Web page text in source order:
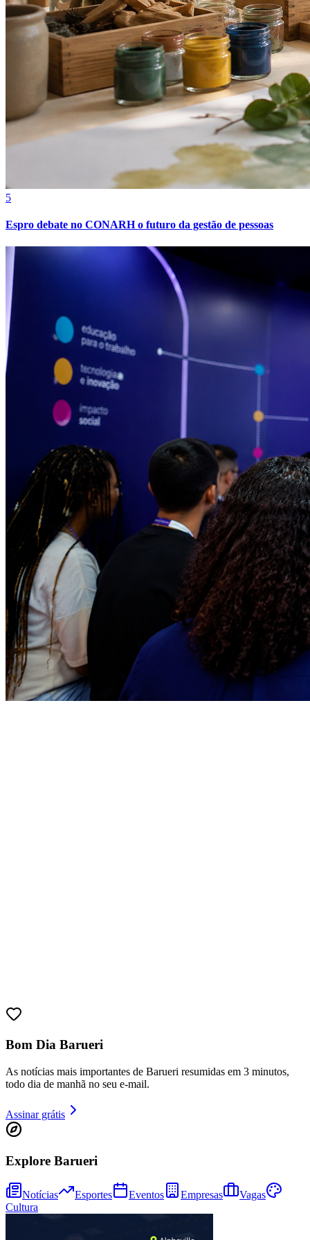
Bragantino
Bom Dia Barueri
As notícias mais importantes de Barueri resumidas em 3 minutos,
todo dia de manhã no seu e-mail.
Assinar grátis
Explore Barueri
Notícias Esportes Eventos Empresas
Vagas
Cultura